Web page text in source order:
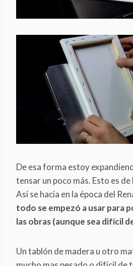
De esa forma estoy
tensar un poco más. Esto es
Así se hacia en la época del
todo se empezó a usar para
las obras (aunque sea difícil
Un tablón de madera u otro